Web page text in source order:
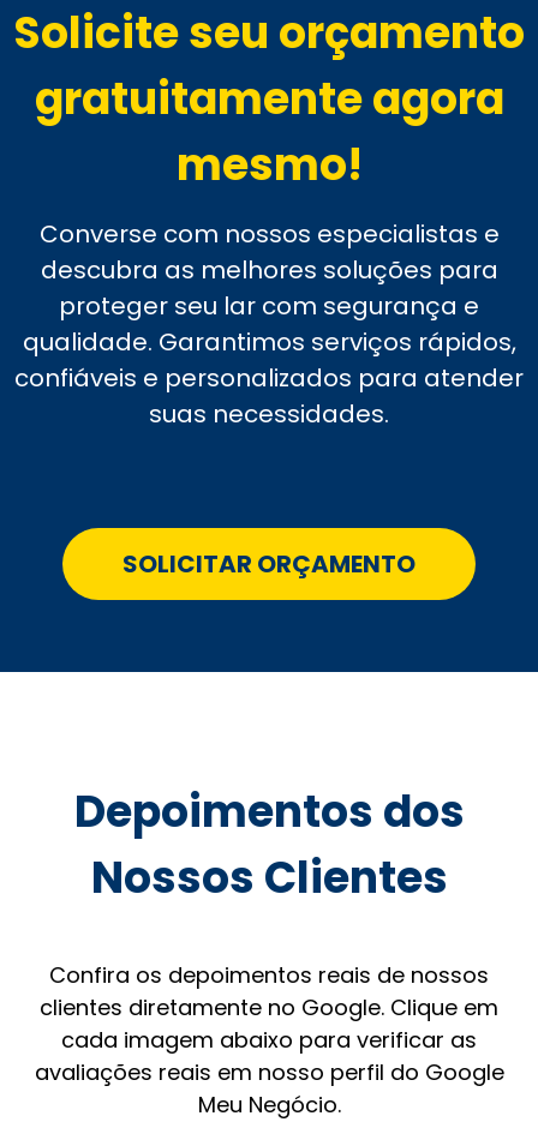
Solicite seu orçamento
gratuitamente agora
mesmo!
Converse com nossos especialistas e
descubra as melhores soluções para
proteger seu lar com segurança e
qualidade. Garantimos serviços rápidos,
confiáveis e personalizados para atender
suas necessidades.
SOLICITAR ORÇAMENTO
Depoimentos dos
Nossos Clientes
Confira os depoimentos reais de nossos
clientes diretamente no Google. Clique em
cada imagem abaixo para verificar as
avaliações reais em nosso perfil do Google
Meu Negócio.